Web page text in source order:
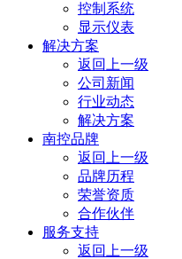
控制系统
显示仪表
解决方案
返回上一级
公司新闻
行业动态
解决方案
南控品牌
返回上一级
品牌历程
荣誉资质
合作伙伴
服务支持
返回上一级